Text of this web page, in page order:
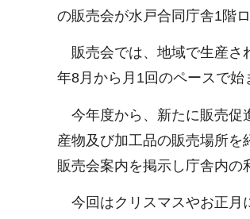
の販売会が水戸合同庁舎1階
販売会では、地域で生産さ
年8月から月1回のペースで始
今年度から、新たに販売促
産物及び加工品の販売場所
販売会案内を掲示し庁舎内の
今回はクリスマスやお正月